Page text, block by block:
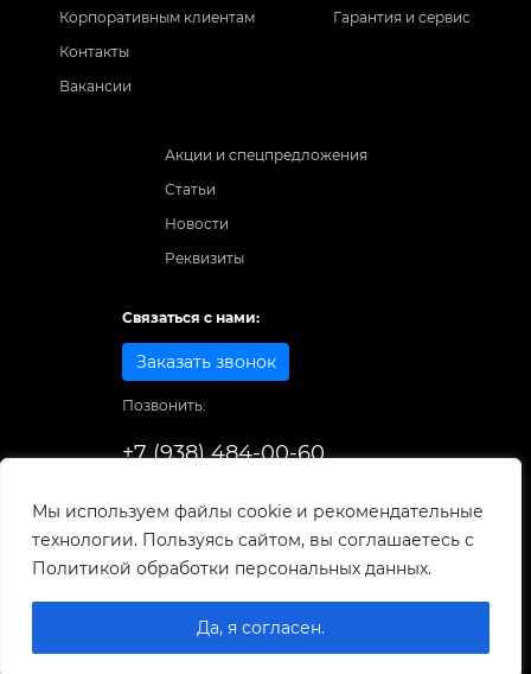
Мы используем файлы cookie и рекомендательные
технологии. Пользуясь сайтом, вы соглашаетесь с
Политикой обработки персональных данных.
Да, я согласен.
Корпоративным клиентам
Контакты
Вакансии
Гарантия и сервис
Акции и спецпредложения
Статьи
Новости
Реквизиты
Связаться с нами:
Заказать звонок
Позвонить:
+7 (938) 484-00-60
© 1998-2025
0